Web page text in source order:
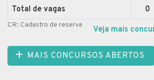
Total de vagas
0
CR: Cadastro de reserva Veja mais
MAIS CONCURSOS ABERTOS